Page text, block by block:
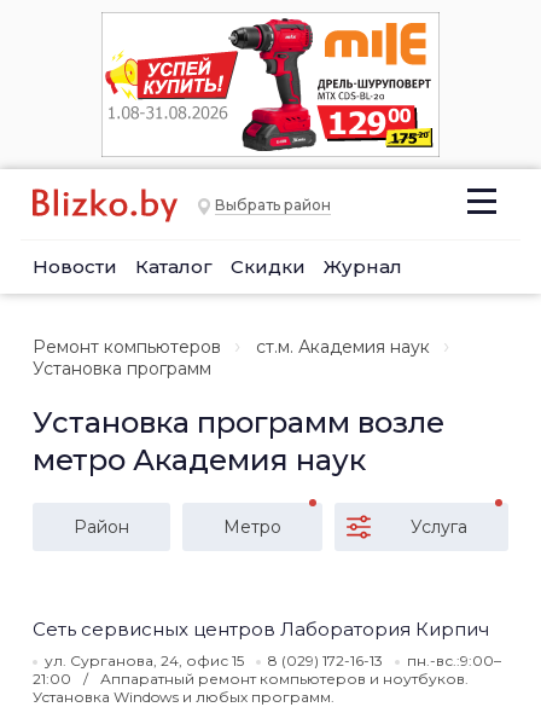
Выбрать район
Новости Каталог Скидки Журнал
Ремонт компьютеров
ст.м. Академия наук
Установка программ
Установка программ возле
метро Академия наук
Район Метро Услуга
Сеть сервисных центров Лаборатория Кирпич
ул. Сурганова, 24, офис 15 8 (029) 172-16-13
пн.-вс.:9:00–
21:00
Аппаратный ремонт компьютеров и ноутбуков.
Установка Windows и любых программ.